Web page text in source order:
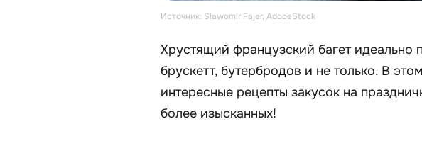
Источник: Slawomir Fajer, AdobeStock
Хрустящий французский багет идеально
брускетт, бутербродов и не только. В
интересные рецепты закусок на
более изысканных!